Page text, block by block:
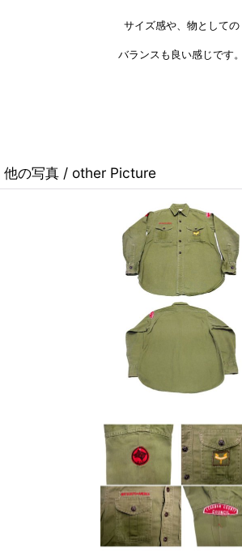
サイズ感や、物としての
バランスも良い感じです。
他の写真 / other Picture